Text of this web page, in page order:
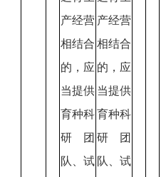
产经营
相结合
的，应
当提供
育种科
研团
队、试
产经营
相结合
的，应
当提供
育种科
研团
队、试